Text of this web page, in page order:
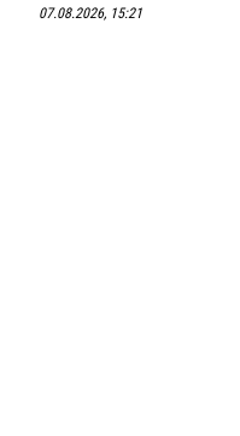
07.08.2026, 15:21